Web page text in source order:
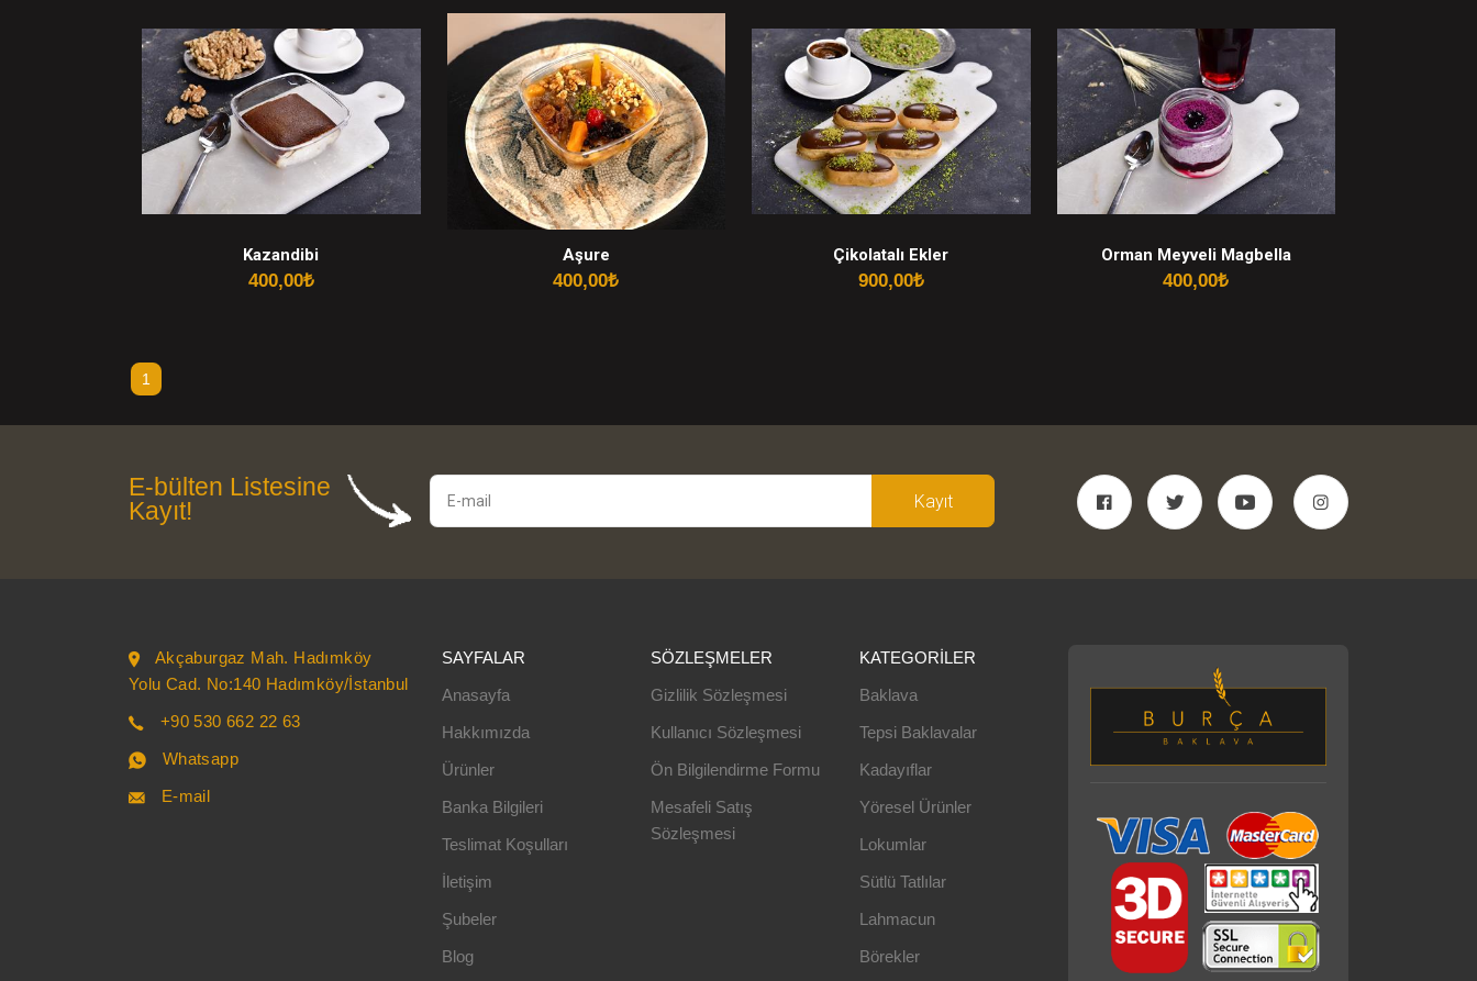
Kazandibi
400,00₺
Aşure
400,00₺
Çikolatalı Ekler
900,00₺
Orman Meyveli Magbella
400,00₺
1
E-bülten Listesine
Kayıt!
Kayıt
Akçaburgaz Mah. Hadımköy
Yolu Cad. No:140 Hadımköy/İstanbul
+90 530 662 22 63
Whatsapp
E-mail
SAYFALAR
Anasayfa
Hakkımızda
Ürünler
Banka Bilgileri
Teslimat Koşulları
İletişim
Şubeler
Blog
SÖZLEŞMELER
Gizlilik Sözleşmesi
Kullanıcı Sözleşmesi
Ön Bilgilendirme Formu
Mesafeli Satış
Sözleşmesi
KATEGORILER
Baklava
Tepsi Baklavalar
Kadayıflar
Yöresel Ürünler
Lokumlar
Sütlü Tatlılar
Lahmacun
Börekler